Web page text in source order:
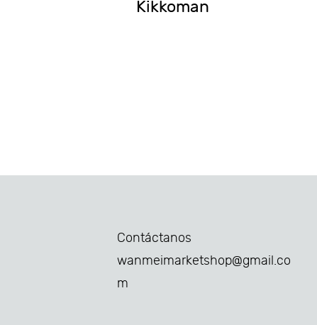
Kikkoman
Contáctanos
wanmeimarketshop@gmail.co
m